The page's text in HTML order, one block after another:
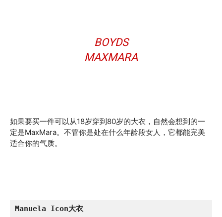
BOYDS
MAXMARA
如果要买一件可以从18岁穿到80岁的大衣，自然会想到的一
定是MaxMara。不管你是处在什么年龄段女人，它都能完美
适合你的气质。
Manuela Icon大衣